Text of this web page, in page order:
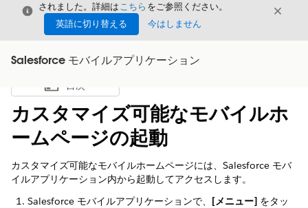
閉じる
されました。詳細はこちら をご参照ください。
英語に切り替える
今はしません
閉じる
Salesforce モバイルアプリケーション
目次を表示
目次
カスタマイズ可能なモバイルホ
ームページの起動
カスタマイズ可能なモバイルホームページには、Salesforce モバ
イルアプリケーション内から起動してアクセスします。
Salesforce モバイルアプリケーションで、 [メニュー] をタッ